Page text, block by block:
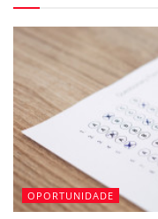
OPORTUNIDADE